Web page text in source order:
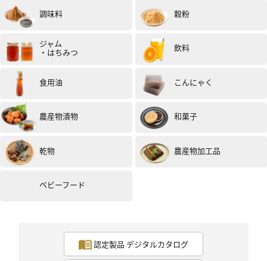
調味料 穀粉
ジャム
・はちみつ 飲料
食用油 こんにゃく
農産物漬物 和菓子
乾物 農産物加工品
ベビーフード
認定製品 デジタルカタログ